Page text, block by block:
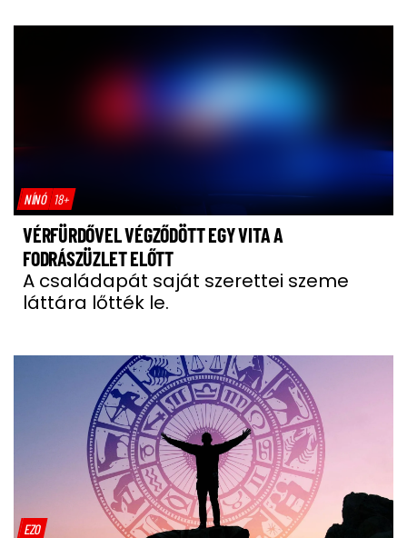
NÍNÓ 18+
VÉRFÜRDŐVEL VÉGZŐDÖTT EGY VITA A
FODRÁSZÜZLET ELŐTT
A családapát saját szerettei szeme
láttára lőtték le.
EZO